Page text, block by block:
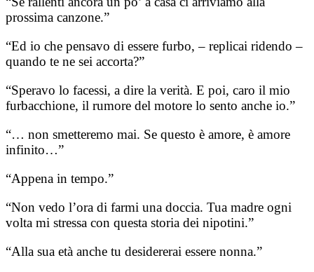
prossima canzone.”
“Ed io che pensavo di essere furbo, – replicai ridendo –
quando te ne sei accorta?”
“Speravo lo facessi, a dire la verità. E poi, caro il mio
furbacchione, il rumore del motore lo sento anche io.”
“… non smetteremo mai. Se questo è amore, è amore
infinito…”
“Appena in tempo.”
“Non vedo l’ora di farmi una doccia. Tua madre ogni
volta mi stressa con questa storia dei nipotini.”
“Alla sua età anche tu desidererai essere nonna.”